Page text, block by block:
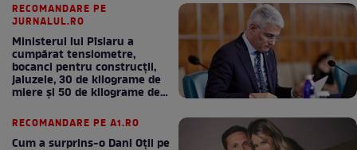
RECOMANDARE PE
JURNALUL.RO
Ministerul lui Pîslaru a
cumpărat tensiometre,
bocanci pentru construcții,
jaluzele, 30 de kilograme de
miere și 50 de kilograme de
RECOMANDARE PE A1.RO
Cum a surprins-o Dani Oțil pe